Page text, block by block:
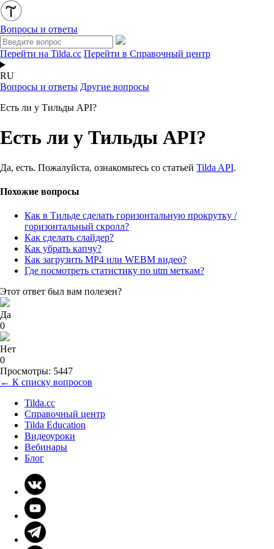
Вопросы и ответы
Перейти на Tilda.cc Перейти в Справочный центр
RU
Вопросы и ответы Другие вопросы
Есть ли у Тильды API?
Есть ли у Тильды API?
Да, есть. Пожалуйста, ознакомьтесь со статьей Tilda API.
Похожие вопросы
Как в Тильде сделать горизонтальную прокрутку /
горизонтальный скролл?
Как сделать слайдер?
Как убрать капчу?
Как загрузить MP4 или WEBM видео?
Где посмотреть статистику по utm меткам?
Этот ответ был вам полезен?
Да
0
Нет
0
Просмотры: 5447
← К списку вопросов
Tilda.cc
Справочный центр
Tilda Education
Видеоуроки
Вебинары
Блог